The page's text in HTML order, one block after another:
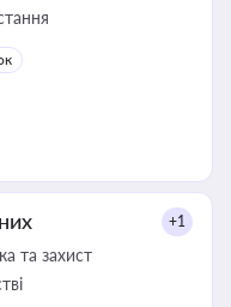
+1
та захист